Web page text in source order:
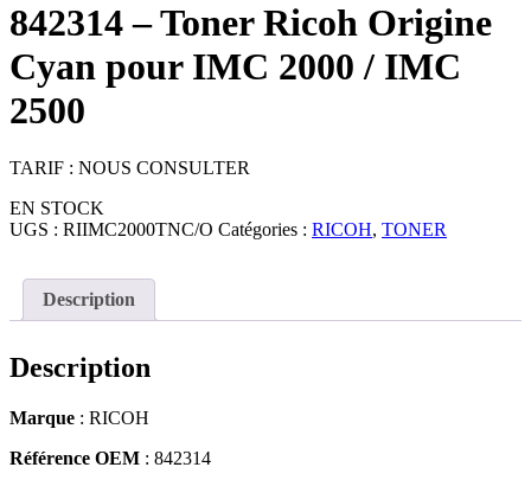
842314 – Toner Ricoh Origine
Cyan pour IMC 2000 / IMC
2500
TARIF : NOUS CONSULTER
EN STOCK
UGS : RIIMC2000TNC/O Catégories : RICOH, TONER
Description
Description
Marque : RICOH
Référence OEM : 842314